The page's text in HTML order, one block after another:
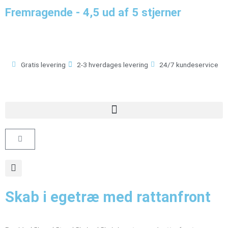
Fremragende - 4,5 ud af 5 stjerner
Gratis levering 2-3 hverdages levering 24/7 kundeservice
Kurv
Skab i egetræ med rattanfront